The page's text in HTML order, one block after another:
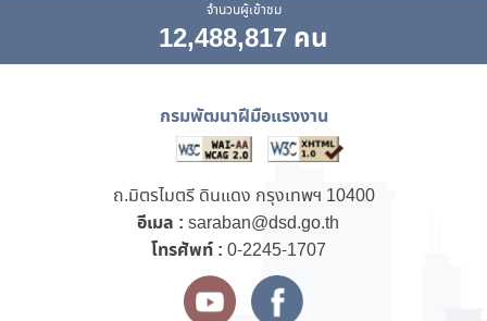
จำนวนผู้เข้าชม
12,488,817 คน
กรมพัฒนาฝีมือแรงงาน
ถ.มิตรไมตรี ดินแดง กรุงเทพฯ 10400
อีเมล : saraban@dsd.go.th
โทรศัพท์ : 0-2245-1707